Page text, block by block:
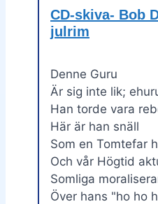
CD-skiva- Bob
julrim
Denne Guru
Är sig inte lik;
Han torde vara
Här är han snäll
Som en Tomtefar
Och vår Högtid
Somliga
Över hans "ho ho